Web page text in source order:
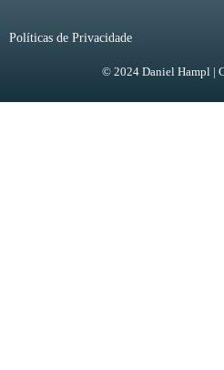
Políticas de Privacidade
© 2024 Daniel Hampl |